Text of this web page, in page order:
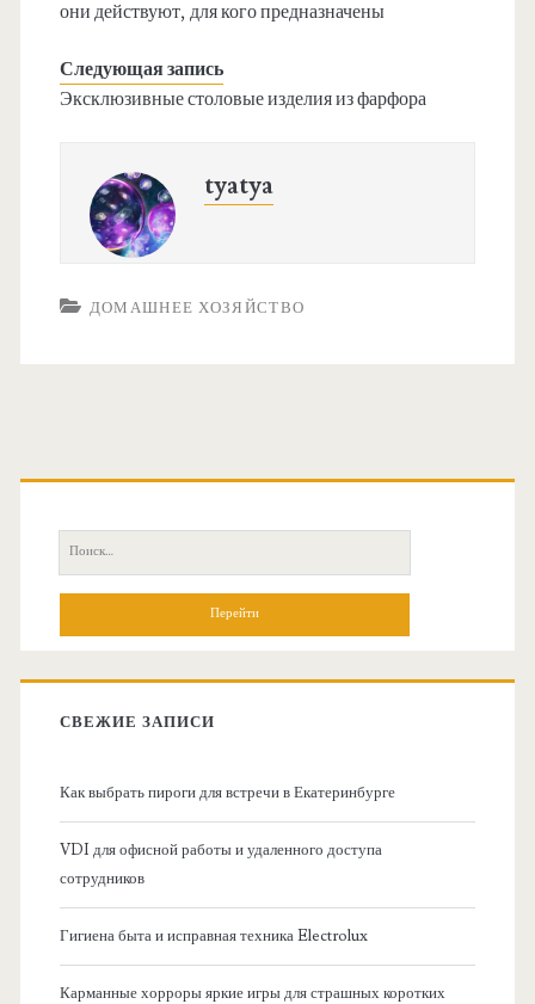
они действуют, для кого предназначены
Следующая запись
Эксклюзивные столовые изделия из фарфора
tyatya
ДОМАШНЕЕ ХОЗЯЙСТВО
О
П
о
:
СВЕЖИЕ ЗАПИСИ
Как выбрать пироги для встречи в Екатеринбурге
VDI для офисной работы и удаленного доступа
сотрудников
Гигиена быта и исправная техника Electrolux
Карманные хорроры яркие игры для страшных коротких